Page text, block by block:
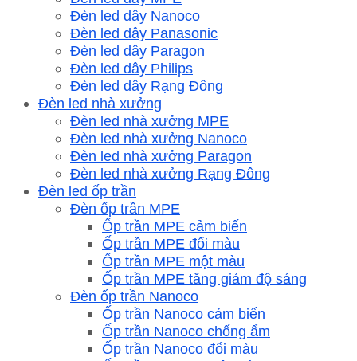
Đèn led dây Nanoco
Đèn led dây Panasonic
Đèn led dây Paragon
Đèn led dây Philips
Đèn led dây Rạng Đông
Đèn led nhà xưởng
Đèn led nhà xưởng MPE
Đèn led nhà xưởng Nanoco
Đèn led nhà xưởng Paragon
Đèn led nhà xưởng Rạng Đông
Đèn led ốp trần
Đèn ốp trần MPE
Ốp trần MPE cảm biến
Ốp trần MPE đổi màu
Ốp trần MPE một màu
Ốp trần MPE tăng giảm độ sáng
Đèn ốp trần Nanoco
Ốp trần Nanoco cảm biến
Ốp trần Nanoco chống ẩm
Ốp trần Nanoco đổi màu